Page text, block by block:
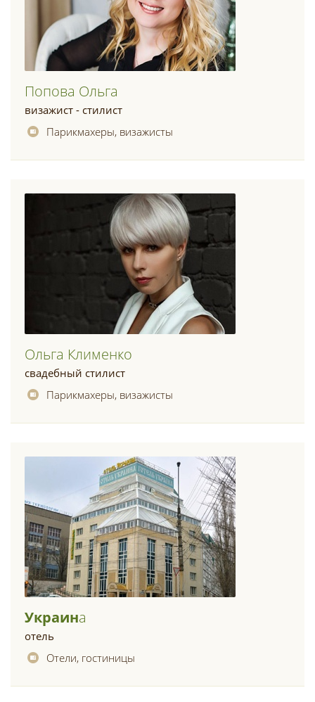
Попова Ольга
визажист - стилист
Парикмахеры, визажисты
Ольга Клименко
свадебный стилист
Парикмахеры, визажисты
УкраинА
отель
Отели, гостиницы